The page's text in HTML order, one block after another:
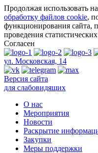
Продолжая использовать
обработку файлов cookie,
функционирования сайта,
проведения
Согласен
ул. Московская, 14
Версия сайта
для слабовидящих
О нас
Мероприятия
Новости
Раскрытие
Закупки
Меры поддержки